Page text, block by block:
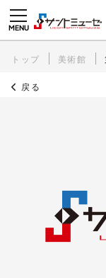
トップ 美術館
戻る